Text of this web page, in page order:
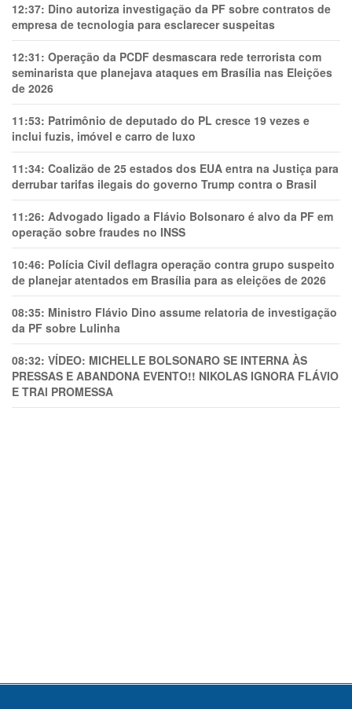
12:37: Dino autoriza investigação da PF sobre contratos de
empresa de tecnologia para esclarecer suspeitas
12:31: Operação da PCDF desmascara rede terrorista com
seminarista que planejava ataques em Brasília nas Eleições
de 2026
11:53: Patrimônio de deputado do PL cresce 19 vezes e
inclui fuzis, imóvel e carro de luxo
11:34: Coalizão de 25 estados dos EUA entra na Justiça para
derrubar tarifas ilegais do governo Trump contra o Brasil
11:26: Advogado ligado a Flávio Bolsonaro é alvo da PF em
operação sobre fraudes no INSS
10:46: Polícia Civil deflagra operação contra grupo suspeito
de planejar atentados em Brasília para as eleições de 2026
08:35: Ministro Flávio Dino assume relatoria de investigação
da PF sobre Lulinha
08:32: VÍDEO: MICHELLE BOLSONARO SE INTERNA ÀS
PRESSAS E ABANDONA EVENTO!! NIKOLAS IGNORA FLÁVIO
E TRAl PROMESSA